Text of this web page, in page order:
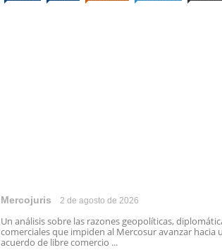
Mercojuris 2 de agosto de 2026
Un análisis sobre las razones geopolíticas,
comerciales que impiden al Mercosur avanzar hacia
acuerdo de libre comercio ...